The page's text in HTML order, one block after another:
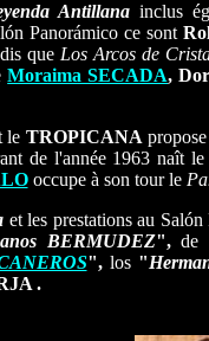
Antillana inclus
Panorámico ce sont
que Los Arcos de
Moraima SECADA,
le TROPICANA
de l'année 1963 naît
occupe à son tour le
et les prestations au
BERMUDEZ",de
", los"
.